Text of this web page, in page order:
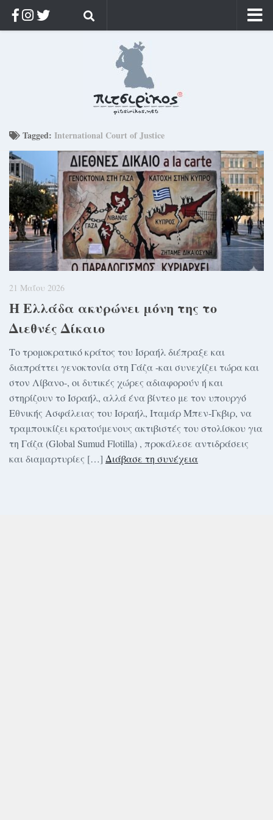
Ρίζα & Διάρκεια
Στοχασμοί & αποφθέγματα
Διαφήμιση
Γίνετε συνδρομητής
Μόνο για συνδρομητές
Log in
Tagged: International Court of Justice
21 Μαΐου 2026
Η Ελλάδα ακυρώνει μόνη της το
Διεθνές Δίκαιο
Το τρομοκρατικό κράτος του Ισραήλ διέπραξε και
διαπράττει γενοκτονία στη Γάζα -και συνεχίζει τώρα και
στον Λίβανο-, οι δυτικές χώρες αδιαφορούν ή και
στηρίζουν το Ισραήλ, αλλά ένα βίντεο με τον υπουργό
Εθνικής Ασφάλειας του Ισραήλ, Ιταμάρ Μπεν-Γκβιρ, να
τραμπουκίζει κρατούμενους ακτιβιστές του στολίσκου για
τη Γάζα (Global Sumud Flotilla) , προκάλεσε αντιδράσεις
και διαμαρτυρίες […] Διάβασε τη συνέχεια